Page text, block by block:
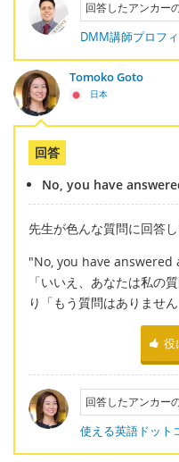
回答したアンカー
DMM講師プロフ
Tomoko Goto
日本
回答
No, you have
先生が色んな質問に回答
"No, you have
「いいえ、あなたは私の
り「もう質問はありませ
役
回答したアンカー
使える英語ドット